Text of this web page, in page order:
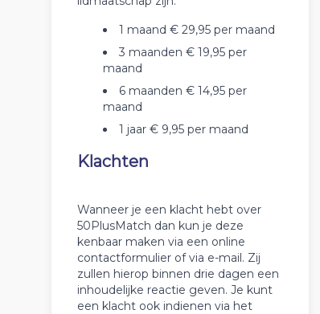
1 maand € 29,95 per maand
3 maanden € 19,95 per
maand
6 maanden € 14,95 per
maand
1 jaar € 9,95 per maand
Klachten
Wanneer je een klacht hebt over
50PlusMatch dan kun je deze
kenbaar maken via een online
contactformulier of via e-mail. Zij
zullen hierop binnen drie dagen een
inhoudelijke reactie geven. Je kunt
een klacht ook indienen via het